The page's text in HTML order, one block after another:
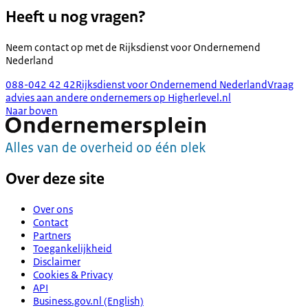
Heeft u nog vragen?
Neem contact op met de Rijksdienst voor Ondernemend
Nederland
088-042 42 42Rijksdienst voor Ondernemend NederlandVraag
advies aan andere ondernemers op Higherlevel.nl
Naar boven
Over deze site
Over ons
Contact
Partners
Toegankelijkheid
Disclaimer
Cookies & Privacy
API
Business.gov.nl (English)